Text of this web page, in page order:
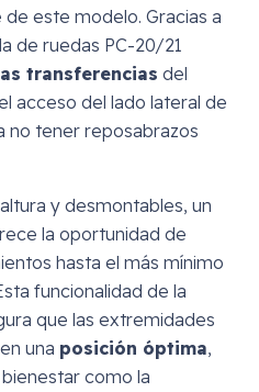
este modelo. Gracias a
de ruedas PC-20/21
transferencias del
acceso del lado lateral de
no tener reposabrazos
y desmontables, un
la oportunidad de
hasta el más mínimo
funcionalidad de la
que las extremidades
una posición óptima,
como la